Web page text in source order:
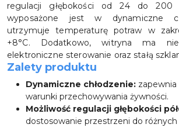
regulacji głębokości od 24 do 200
wyposażone jest w dynamiczne
utrzymuje temperaturę potraw w
+8°C. Dodatkowo, witryna ma
elektroniczne sterowanie oraz stałą
Zalety produktu
Dynamiczne chłodzenie:
warunki przechowywania żywności.
Możliwość regulacji głębokości
dostosowanie przestrzeni do